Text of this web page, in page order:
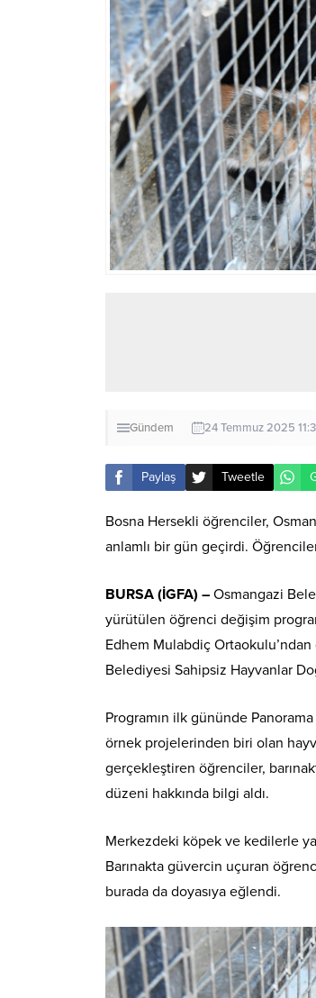
Gündem 24 Temmuz 2025
Paylaş Tweetle
Bosna Hersekli öğrenciler,
anlamlı bir gün geçirdi.
BURSA (İGFA) – Osmangazi
yürütülen öğrenci değişim
Edhem Mulabdiç
Belediyesi Sahipsiz Hayvanlar
Programın ilk gününde
örnek projelerinden biri olan
gerçekleştiren öğrenciler,
düzeni hakkında bilgi aldı.
Merkezdeki köpek ve kedilerle
Barınakta güvercin uçuran
burada da doyasıya eğlendi.